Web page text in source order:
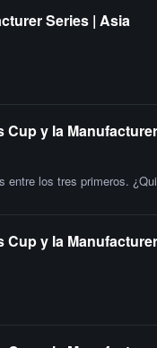
Series | Asia
Cup y la
entre los tres primeros.
y la